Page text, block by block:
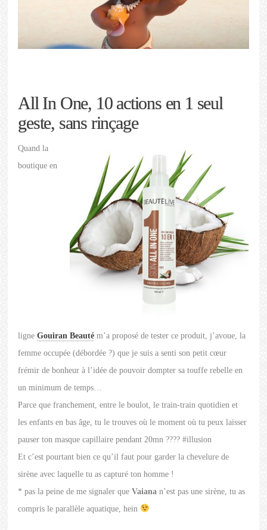
All In One, 10 actions en 1 seul
geste, sans rinçage
Quand la
boutique en
ligneGouiran Beauté m’a proposé de tester ce produit, j’avoue, la
femme occupée (débordée ?) que je suis a senti son petit cœur
frémir de bonheur à l’idée de pouvoir dompter sa touffe rebelle en
un minimum de temps…
Parce que franchement, entre le boulot, le train-train quotidien et
les enfants en bas âge, tu le trouves où le moment où tu peux laisser
pauser ton masque capillaire pendant 20mn ???? #illusion
Et c’est pourtant bien ce qu’il faut pour garder la chevelure de
sirène avec laquelle tu as capturé ton homme !
* pas la peine de me signaler queVaiana n’est pas une sirène, tu as
compris le parallèle aquatique, hein